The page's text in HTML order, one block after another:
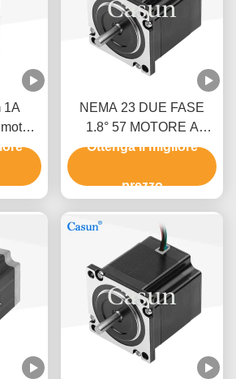
1A
per
NEMA 23 DUE FASE
1.8° 57 MOTORE A
PASSO 54MM CORPO
Ottenga il migliore
prezzo